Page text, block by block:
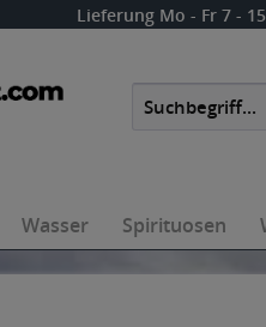
Lieferung Mo - Fr 7 -
Wasser Spirituosen